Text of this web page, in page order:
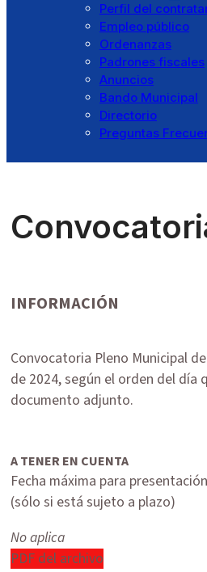
Perfil del
Empleo público
Ordenanzas
Padrones fiscales
Anuncios
Bando Municipal
Directorio
Preguntas
INFORMACIÓN
Convocatoria Pleno Municipal
de 2024, según el orden del día
documento adjunto.
A TENER EN CUENTA
Fecha máxima para
(sólo si está sujeto a plazo)
No aplica
PDF del archivo